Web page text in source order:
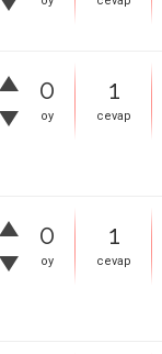
0
oy
1
cevap
0
oy
1
cevap